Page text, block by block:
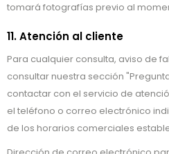
tomará fotografías previo al
11. Atención al cliente
Para cualquier consulta, aviso de
consultar nuestra sección
contactar con el servicio de
el teléfono o correo electrónico
de los horarios comerciales